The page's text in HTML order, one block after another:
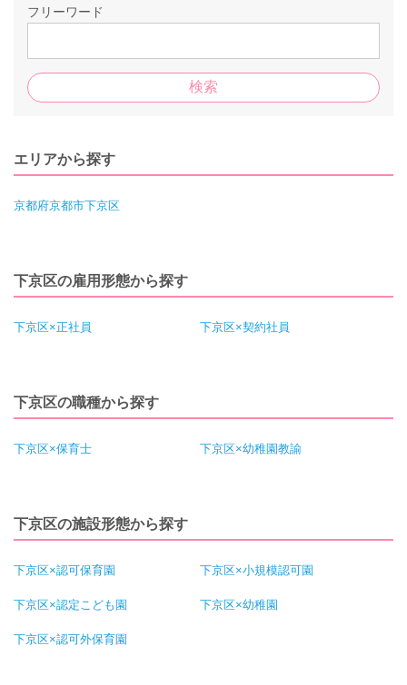
フリーワード
エリアから探す
京都府京都市下京区
下京区の雇用形態から探す
下京区×正社員 下京区×契約社員
下京区の職種から探す
下京区×保育士 下京区×幼稚園教諭
下京区の施設形態から探す
下京区×認可保育園 下京区×小規模認可園
下京区×認定こども園 下京区×幼稚園
下京区×認可外保育園